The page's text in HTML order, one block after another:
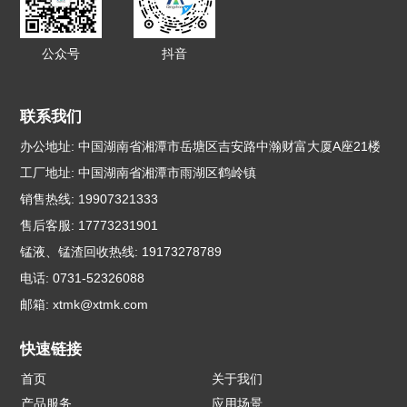
公众号 抖音
联系我们
办公地址: 中国湖南省湘潭市岳塘区吉安路中瀚财富大厦A座21楼
工厂地址: 中国湖南省湘潭市雨湖区鹤岭镇
销售热线: 19907321333
售后客服: 17773231901
锰液、锰渣回收热线: 19173278789
电话: 0731-52326088
邮箱:xtmk@xtmk.com
快速链接
首页
关于我们
产品服务
应用场景